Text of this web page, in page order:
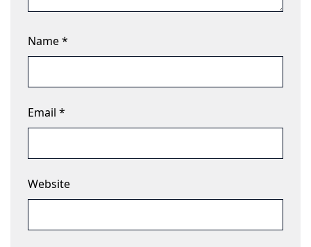
Name*
Email *
Website